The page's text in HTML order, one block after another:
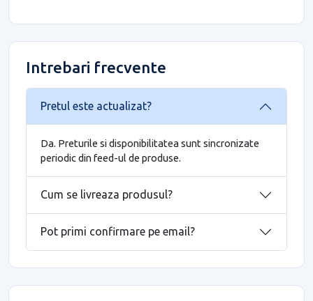
Intrebari frecvente
Pretul este actualizat?
Da. Preturile si disponibilitatea sunt sincronizate
periodic din feed-ul de produse.
Cum se livreaza produsul?
Pot primi confirmare pe email?